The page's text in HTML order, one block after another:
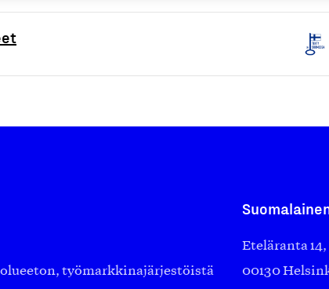
työmarkkinajärjestöistä
Eteläranta 14,
00130